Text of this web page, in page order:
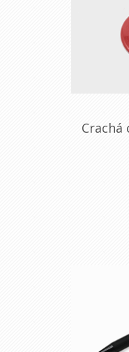
Crachá